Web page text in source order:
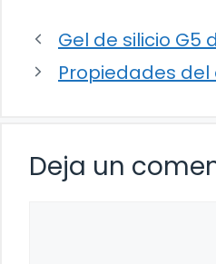
Gel de silicio G5
Propiedades
Deja un